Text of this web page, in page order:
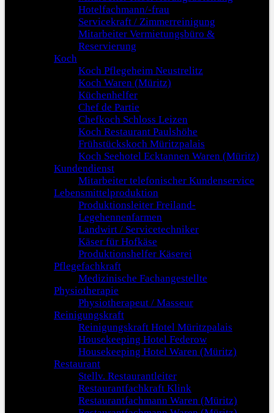
Hotelfachmann/-frau
Servicekraft / Zimmerreinigung
Mitarbeiter Vermietungsbüro &
Reservierung
Koch
Koch Pflegeheim Neustrelitz
Koch Waren (Müritz)
Küchenhelfer
Chef de Partie
Chefkoch Schloss Leizen
Koch Restaurant Paulshöhe
Frühstückskoch Müritzpalais
Koch Seehotel Ecktannen Waren (Müritz)
Kundendienst
Mitarbeiter telefonischer Kundenservice
Lebensmittelproduktion
Produktionsleiter Freiland-
Legehennenfarmen
Landwirt / Servicetechniker
Käser für Hofkäse
Produktionshelfer Käserei
Pflegefachkraft
Medizinische Fachangestellte
Physiotherapie
Physiotherapeut / Masseur
Reinigungskraft
Reinigungskraft Hotel Müritzpalais
Housekeeping Hotel Federow
Housekeeping Hotel Waren (Müritz)
Restaurant
Stellv. Restaurantleiter
Restaurantfachkraft Klink
Restaurantfachmann Waren (Müritz)